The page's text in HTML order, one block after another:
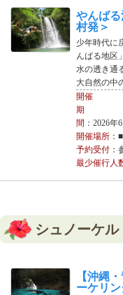
やんば
村発＞
少年時代に
んばる地区
水の透き通
大自然の中
開催
期
間 ：2026年
開催場所：
予約受付：
最少催行人
シュノーケル
【沖縄
ーケリ